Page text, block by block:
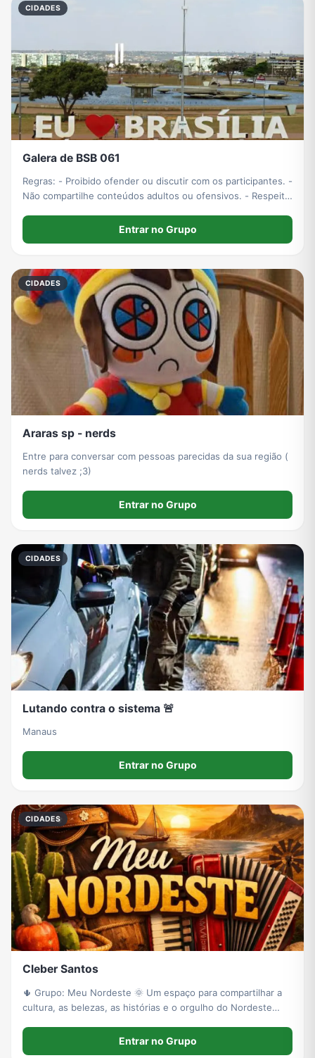
CIDADES
Galera de BSB 061
Regras: - Proibido ofender ou discutir com os participantes. -
Não compartilhe conteúdos adultos ou ofensivos. - Respeite
urgente faça uma ligação de chamada.
Entrar no Grupo
CIDADES
Araras sp - nerds
Entre para conversar com pessoas parecidas da sua região (
nerds talvez ;3)
Entrar no Grupo
CIDADES
Lutando contra o sistema 🚨
Manaus
Entrar no Grupo
CIDADES
Cleber Santos
🌵 Grupo: Meu Nordeste 🌞 Um espaço para compartilhar a
cultura, as belezas, as histórias e o orgulho do Nordeste
curiosidades, paisagens, comidas típicas e tudo que
representa o nosso Nordeste. 📜
Entrar no Grupo